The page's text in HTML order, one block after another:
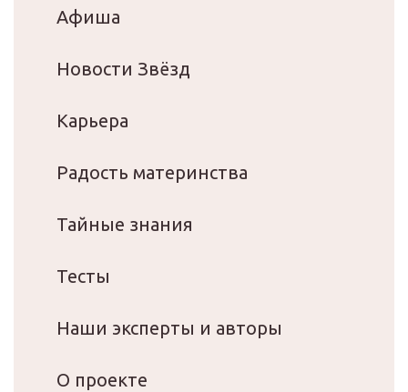
Афиша
Новости Звёзд
Карьера
Радость материнства
Тайные знания
Тесты
Наши эксперты и авторы
О проекте